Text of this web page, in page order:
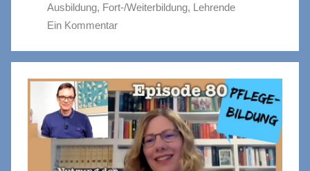
Ausbildung, Fort-/Weiterbildung, Lehrende
Ein Kommentar